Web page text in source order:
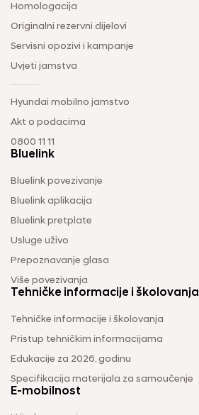
Homologacija
Originalni rezervni dijelovi
Servisni opozivi i kampanje
Uvjeti jamstva
Hyundai mobilno jamstvo
Akt o podacima
0800 11 11
Bluelink
Bluelink povezivanje
Bluelink aplikacija
Bluelink pretplate
Usluge uživo
Prepoznavanje glasa
Više povezivanja
Tehničke informacije i školovanja
Tehničke informacije i školovanja
Pristup tehničkim informacijama
Edukacije za 2026. godinu
Specifikacija materijala za samoučenje
E-mobilnost